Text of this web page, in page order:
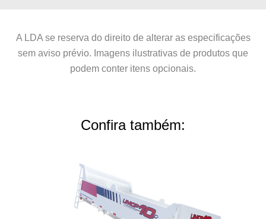
A LDA se reserva do direito de alterar as especificações
sem aviso prévio. Imagens ilustrativas de produtos que
podem conter itens opcionais.
Confira também: